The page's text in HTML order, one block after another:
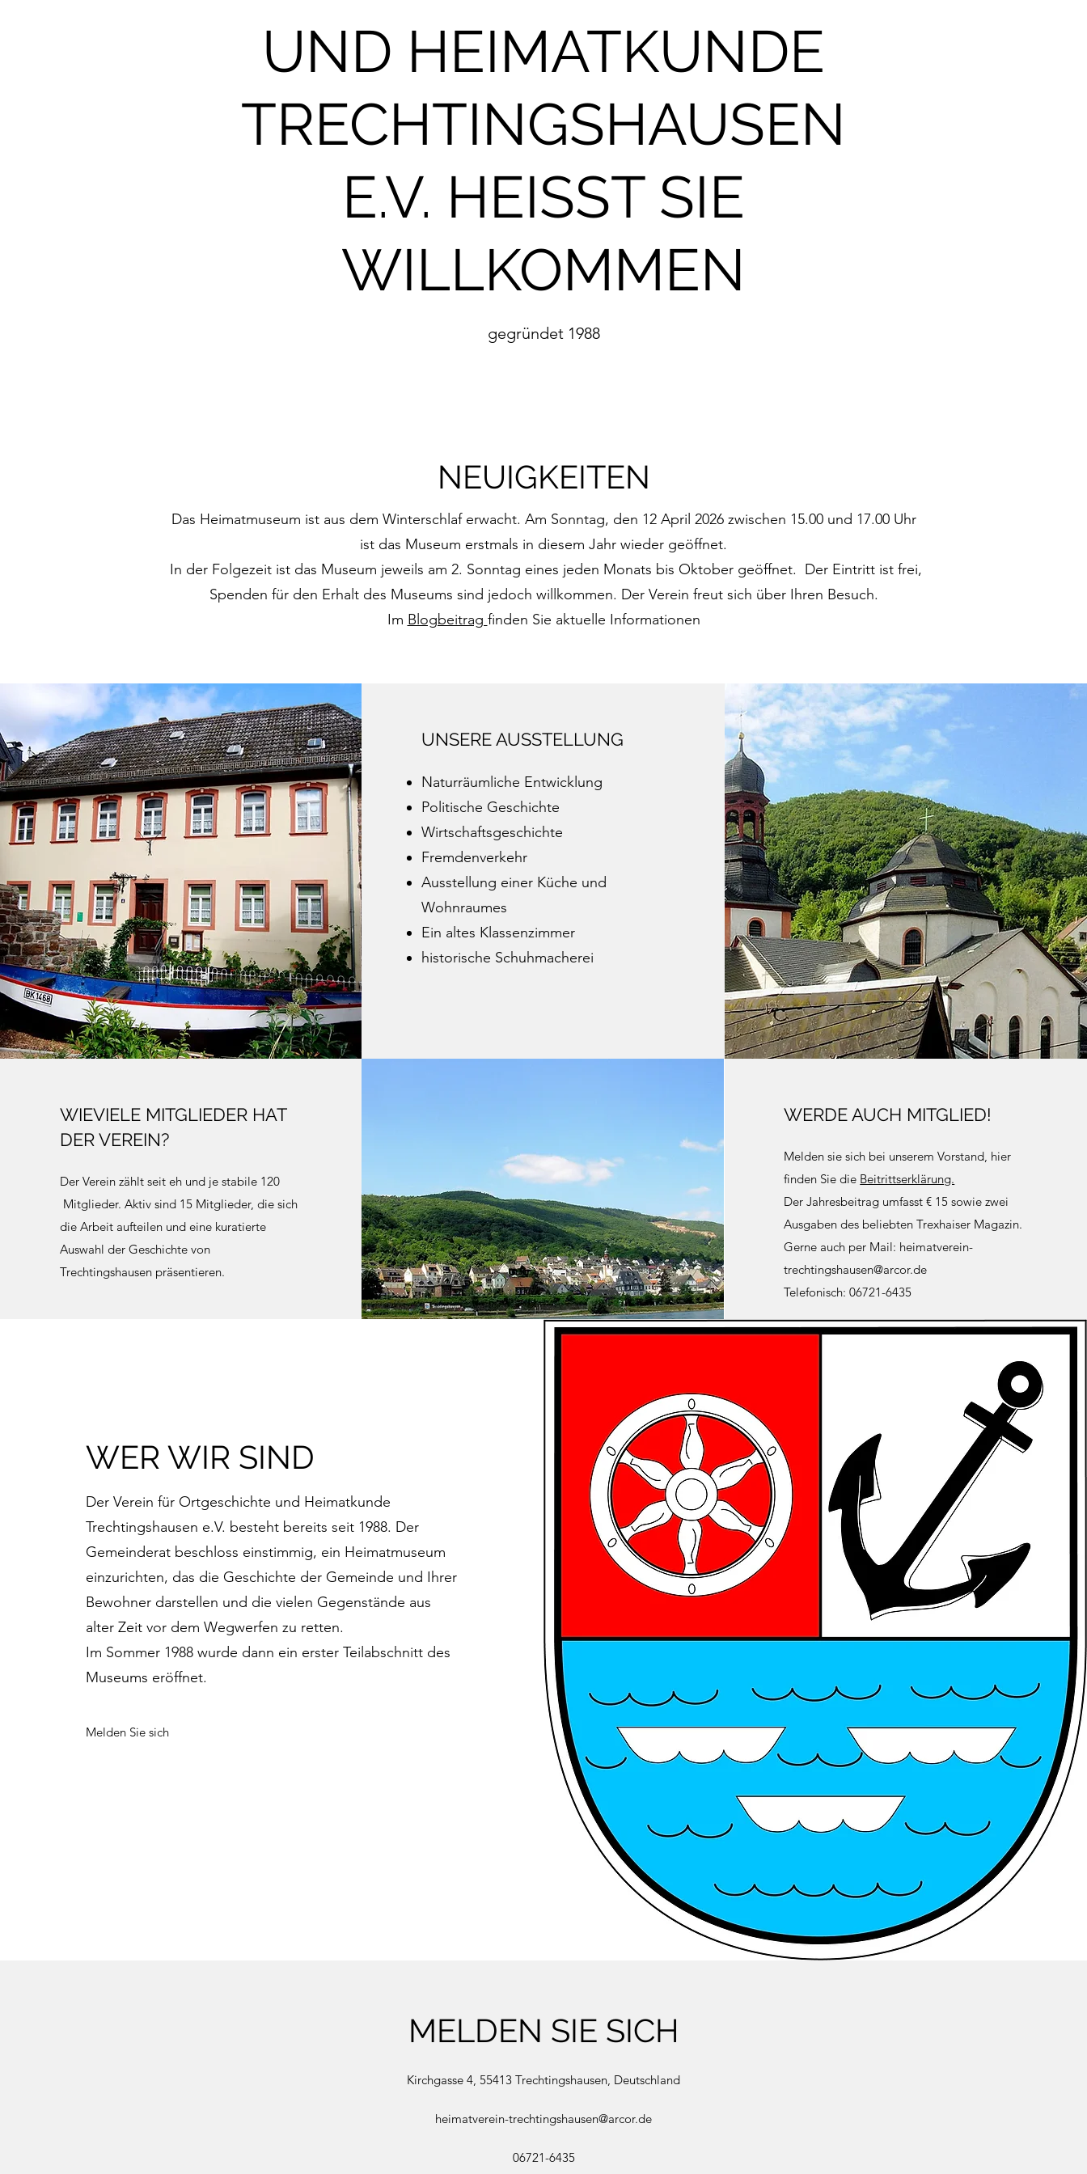
UND HEIMATKUNDE
TRECHTINGSHAUSEN
E.V. HEISST SIE
WILLKOMMEN
gegründet 1988
NEUIGKEITEN
Das Heimatmuseum ist aus dem Winterschlaf erwacht. Am Sonntag, den 12 April 2026 zwischen 15.00 und 17.00 Uhr
ist das Museum erstmals in diesem Jahr wieder geöffnet.
In der Folgezeit ist das Museum jeweils am 2. Sonntag eines jeden Monats bis Oktober geöffnet. Der Eintritt ist frei,
Spenden für den Erhalt des Museums sind jedoch willkommen. Der Verein freut sich über Ihren Besuch.
Im Blogbeitrag finden Sie aktuelle Informationen
UNSERE AUSSTELLUNG
Naturräumliche Entwicklung
Politische Geschichte
Wirtschaftsgeschichte
Fremdenverkehr
Ausstellung einer Küche und
Wohnraumes
Ein altes Klassenzimmer
historische Schuhmacherei
WIEVIELE MITGLIEDER HAT
DER VEREIN?
Der Verein zählt seit eh und je stabile 120
Mitglieder. Aktiv sind 15 Mitglieder, die sich
die Arbeit aufteilen und eine kuratierte
Auswahl der Geschichte von
Trechtingshausen präsentieren.
WERDE AUCH MITGLIED!
Melden sie sich bei unserem Vorstand, hier
finden Sie die Beitrittserklärung.
Der Jahresbeitrag umfasst € 15 sowie zwei
Ausgaben des beliebten Trexhaiser Magazin.
Gerne auch per Mail: heimatverein-
trechtingshausen@arcor.de
Telefonisch: 06721-6435
WER WIR SIND
Der Verein für Ortgeschichte und Heimatkunde
Trechtingshausen e.V. besteht bereits seit 1988. Der
Gemeinderat beschloss einstimmig, ein Heimatmuseum
einzurichten, das die Geschichte der Gemeinde und Ihrer
Bewohner darstellen und die vielen Gegenstände aus
alter Zeit vor dem Wegwerfen zu retten.
Im Sommer 1988 wurde dann ein erster Teilabschnitt des
Museums eröffnet.
Melden Sie sich
MELDEN SIE SICH
Kirchgasse 4, 55413 Trechtingshausen, Deutschland
heimatverein-trechtingshausen@arcor.de
06721-6435